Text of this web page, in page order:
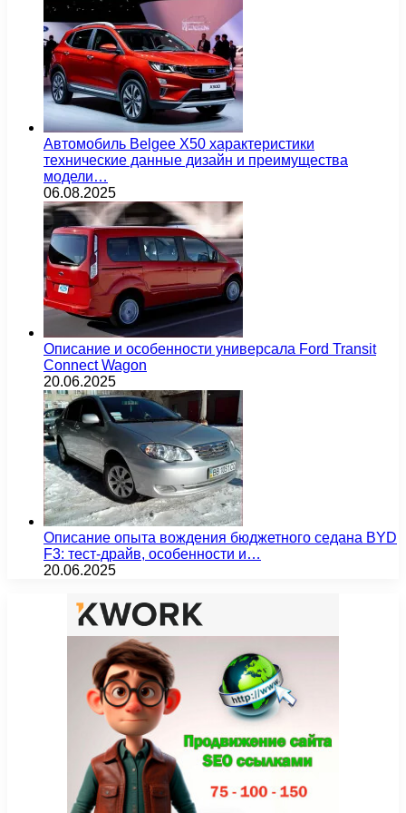
Автомобиль Belgee X50 характеристики
технические данные дизайн и преимущества
модели…
06.08.2025
Описание и особенности универсала Ford Transit
Connect Wagon
20.06.2025
Описание опыта вождения бюджетного седана BYD
F3: тест-драйв, особенности и…
20.06.2025